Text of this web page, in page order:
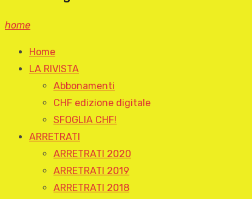
home
Home
LA RIVISTA
Abbonamenti
CHF edizione digitale
SFOGLIA CHF!
ARRETRATI
ARRETRATI 2020
ARRETRATI 2019
ARRETRATI 2018